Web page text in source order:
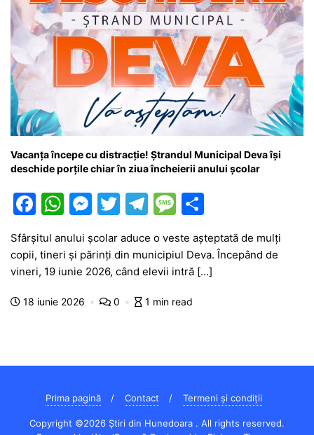
Vacanța începe cu distracție! Ștrandul Municipal Deva își
deschide porțile chiar în ziua încheierii anului școlar
F
a
c
e
b
k
W
at
s
A
M
s
s
e
er
T
itt
er
T
e
gr
a
M
s
s
a
g
ta
je
Sfârșitul anului școlar aduce o veste așteptată de mulți
copii, tineri și părinți din municipiul Deva. Începând de
vineri, 19 iunie 2026, când elevii intră […]
18 iunie 2026 0 1 min read
Prima pagină Contact Termeni și condiții
Copyright ©2026 Știri din Hunedoara . All rights reserved.